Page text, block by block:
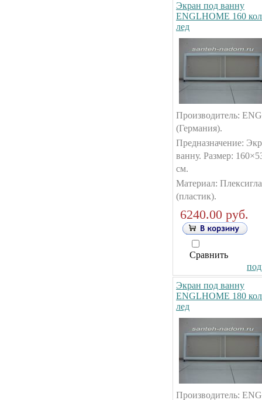
Экран под ванну
ENGLHOME 160
лед
Производитель:
(Германия).
Предназначение:
ванну. Размер:
см.
Материал:
(пластик).
6240.00 руб.
Сравнить
Экран под ванну
ENGLHOME 180
лед
Производитель: